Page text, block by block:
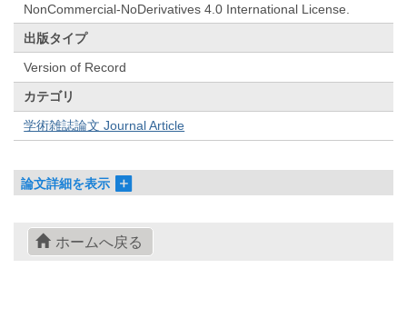
NonCommercial-NoDerivatives 4.0 International License.
出版タイプ
Version of Record
カテゴリ
学術雑誌論文 Journal Article
論文詳細を表示
ホームへ戻る